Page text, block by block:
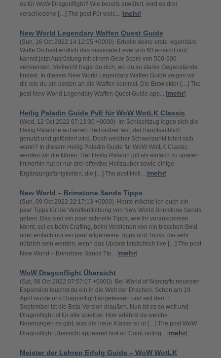
es für WoW Dragonflight? Wie bereits erwähnt, wird es drei
verschiedene […] The post Für welc... [mehr]
New World Legendary Waffen Quest Guide
(Sun, 16 Oct 2022 14:12:55 +0000) Erhalte deine erste legendäre
Waffe Du hast endlich das maximale Level von 60 erreicht und
kannst jetzt Ausrüstung mit einem Gear Score von 500-600
verwenden. Vielleicht fragst du dich, wo du so starke Gegenstände
findest. In diesem New World Legendary Waffen Guide zeigen wir
dir, wie du am besten an die Waffen kommst. Die Entwickler […] The
post New World Legendary Waffen Quest Guide app... [mehr]
Heilig Paladin Guide PvE für WoW WotLK Classic
(Wed, 12 Oct 2022 07:13:30 +0000) Im Schlachtzug legen sich die
Heilig Paladine auf einen Heilzauber fest, der hauptsächlich
genutzt und gefördert wird. Doch welcher Schwerpunkt lohnt sich
wann? In diesem Heilig Paladin Guide für WoW WotLK Classic
werden wir die klären. Der Heilig Paladin gilt als einfach zu spielen.
Immerhin hat er nur drei effektive Heilzauber sowie einige
Ergänzungsfähigkeiten, die […] The post Heil... [mehr]
New World – Brimstone Sands Tipps
(Sun, 09 Oct 2022 22:17:13 +0000) Heute möchte ich euch ein
paar Tipps für die Veröffentlichung von New World Brimstone Sands
geben. Das sind ein paar schnelle Tipps, wie ihr vorankommen
könnt, sei es beim Crafting, beim Verdienen von ein bisschen Gold
oder einfach nur ein paar allgemeine Tipps und Tricks, die sehr
nützlich sein werden, wenn das Update tatsächlich live […] The post
New World – Brimstone Sands Tip... [mehr]
WoW Dragonflight Übersicht
(Sat, 08 Oct 2022 07:57:07 +0000) Bei World of Warcrafts neuester
Expansion tauchst du ein in die Welt der Drachen. Schon am 19.
April wurde uns Dragonflight angeteasert und seit dem 1.
September ist die Beta-Version draußen. Nun ist es so weit und
Dragonflight ist für alle spielbar. Hier erfährst du welche
Neuerungen es gibt, was die neue Klasse so in […] The post WoW
Dragonflight Übersicht appeared first on CoinLooting... [mehr]
Meister der Lehren Erfolg Guide – WoW WotLK